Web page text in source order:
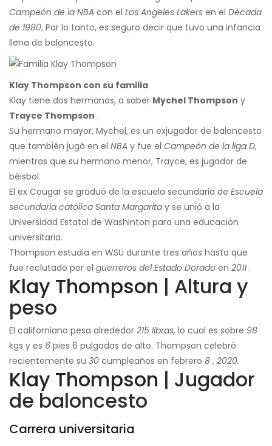
Campeón de la NBA con el Los Angeles Lakers en el Década
de 1980. Por lo tanto, es seguro decir que tuvo una infancia
llena de baloncesto.
Klay Thompson con su familia
Klay tiene dos hermanos, a saber Mychel Thompson y
Trayce Thompson .
Su hermano mayor, Mychel, es un exjugador de baloncesto
que también jugó en el NBA y fue el Campeón de la liga D,
mientras que su hermano menor, Trayce, es jugador de
béisbol.
El ex Cougar se graduó de la escuela secundaria de Escuela
secundaria católica Santa Margarita y se unió a la
Universidad Estatal de Washinton para una educación
universitaria.
Thompson estudia en WSU durante tres años hasta que
fue reclutado por el guerreros del Estado Dorado en 2011 .
Klay Thompson | Altura y
peso
El californiano pesa alrededor 215 libras, lo cual es sobre 98
kgs y es 6 pies 6 pulgadas de alto. Thompson celebró
recientemente su 30 cumpleaños en febrero 8 , 2020.
Klay Thompson | Jugador
de baloncesto
Carrera universitaria